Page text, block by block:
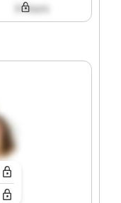
X hours